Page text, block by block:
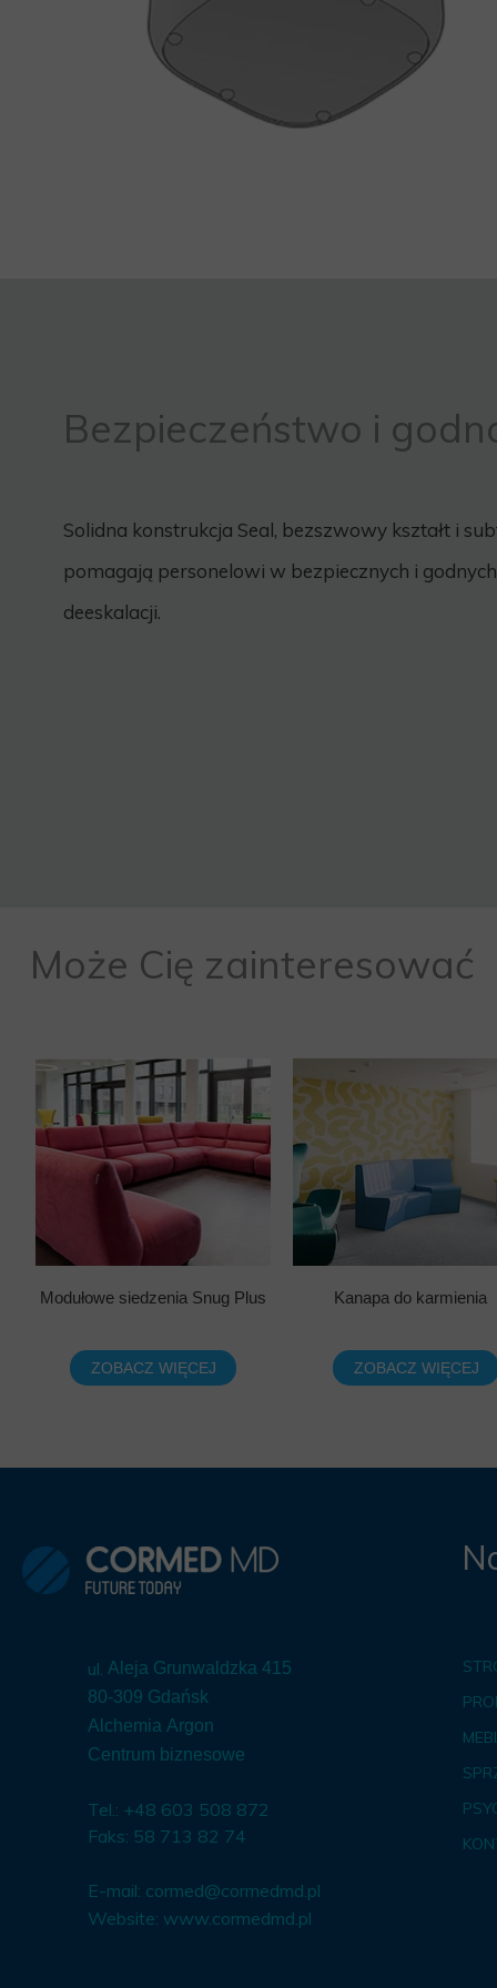
Solidna konstrukcja Seal, bezszwowy kształt i
pomagają personelowi w bezpiecznych i
deeskalacji.
Modułowe siedzenia Snug Plus Kanapa do karmienia
Może Cię zainteresować
ZOBACZ WIĘCEJ ZOBACZ WIĘCEJ
Bezpieczeństwo i
ul. Aleja Grunwaldzka 415
80-309 Gdańsk
Alchemia Argon
Centrum biznesowe
Tel.: +48 603 508 872
Faks: 58 713 82 74
E-mail: cormed@cormedmd.pl
Website: www.cormedmd.pl